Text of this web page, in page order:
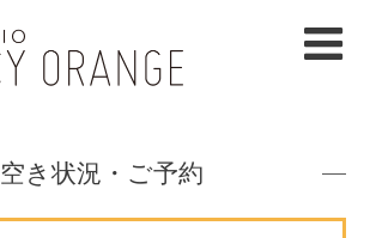
空き状況・ご予約